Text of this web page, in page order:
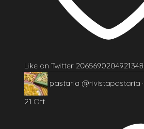
Like on Twitter
pastaria @rivistapastaria ·
21 Ott